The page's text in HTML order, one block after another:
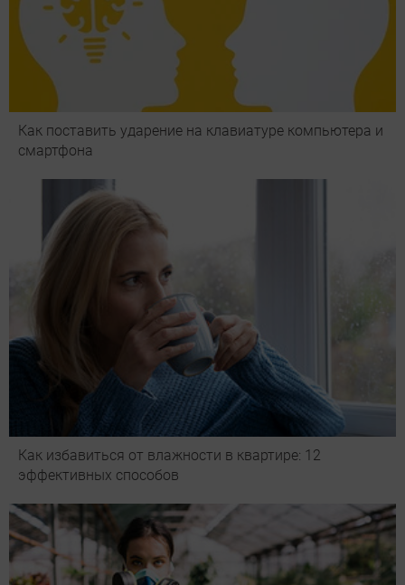
Как поставить ударение на клавиатуре компьютера и
смартфона
Как избавиться от влажности в квартире: 12
эффективных способов